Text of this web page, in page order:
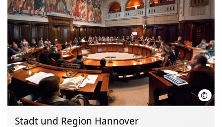
©
Stadt und Region Hannover